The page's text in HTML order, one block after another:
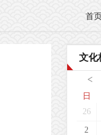
首页
文化
<
日
26
2